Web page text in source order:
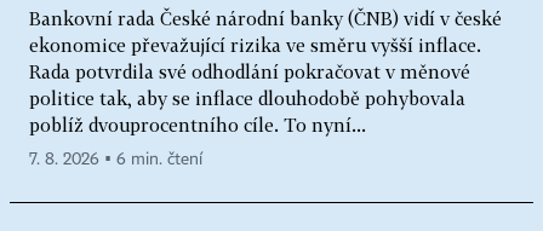
Bankovní rada České národní banky (ČNB) vidí v české
ekonomice převažující rizika ve směru vyšší inflace.
Rada potvrdila své odhodlání pokračovat v měnové
politice tak, aby se inflace dlouhodobě pohybovala
poblíž dvouprocentního cíle. To nyní...
7. 8. 2026 ▪ 6 min. čtení